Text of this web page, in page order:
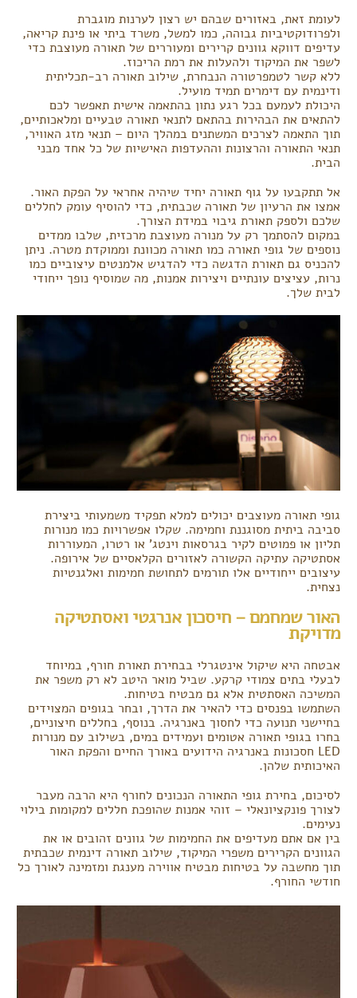
לעומת זאת, באזורים שבהם יש רצון לערנות מוגברת
ולפרודוקטיביות גבוהה, כמו למשל, משרד ביתי או פינת קריאה,
עדיפים דווקא גוונים קרירים ומעוררים של תאורה מעוצבת כדי
לשפר את המיקוד ולהעלות את רמת הריכוז.
ללא קשר לטמפרטורה הנבחרת, שילוב תאורה רב-תכליתית
ודינמית עם דימרים תמיד מועיל.
היכולת לעמעם בכל רגע נתון בהתאמה אישית תאפשר לכם
להתאים את הבהירות בהתאם לתנאי תאורה טבעיים ומלאכותיים,
תוך התאמה לצרכים המשתנים במהלך היום – תנאי מזג האוויר,
תנאי התאורה והרצונות וההעדפות האישיות של כל אחד מבני
הבית.
אל תתקבעו על גוף תאורה יחיד שיהיה אחראי על הפקת האור.
אמצו את הרעיון של תאורה שכבתית, כדי להוסיף עומק לחללים
שלכם ולספק תאורת גיבוי במידת הצורך.
במקום להסתמך רק על מנורה מעוצבת מרכזית, שלבו ממדים
נוספים של גופי תאורה כמו תאורה מכוונת וממוקדת מטרה. ניתן
להכניס גם תאורת הדגשה כדי להדגיש אלמנטים עיצוביים כמו
נרות, עציצים עונתיים ויצירות אמנות, מה שמוסיף נופך ייחודי
לבית שלך.
גופי תאורה מעוצבים יכולים למלא תפקיד משמעותי ביצירת
סביבה ביתית מסוגננת וחמימה. שקלו אפשרויות כמו מנורות
תליון או פמוטים לקיר בגרסאות וינטג' או רטרו, המעוררות
אסתטיקה עתיקה הקשורה לאזורים הקלאסיים של אירופה.
עיצובים ייחודיים אלו תורמים לתחושת חמימות ואלגנטיות
נצחית.
האור שמחמם – חיסכון אנרגטי ואסתטיקה
מדויקת
אבטחה היא שיקול אינטגרלי בבחירת תאורת חורף, במיוחד
לבעלי בתים צמודי קרקע. שביל מואר היטב לא רק משפר את
המשיכה האסתטית אלא גם מבטיח בטיחות.
השתמשו בפנסים כדי להאיר את הדרך, ובחר בגופים המצוידים
בחיישני תנועה כדי לחסוך באנרגיה. בנוסף, בחללים חיצוניים,
בחרו בגופי תאורה אטומים ועמידים במים, בשילוב עם מנורות
LED חסכונות באנרגיה הידועים באורך החיים והפקת האור
האיכותית שלהן.
לסיכום, בחירת גופי התאורה הנכונים לחורף היא הרבה מעבר
לצורך פונקציונאלי – זוהי אמנות שהופכת חללים למקומות בילוי
נעימים.
בין אם אתם מעדיפים את החמימות של גוונים זהובים או את
הגוונים הקרירים משפרי המיקוד, שילוב תאורה דינמית שכבתית
תוך מחשבה על בטיחות מבטיח אווירה מענגת ומזמינה לאורך כל
חודשי החורף.